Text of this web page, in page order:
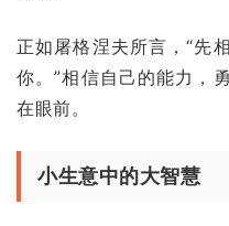
正如屠格涅夫所言，“先
你。”相信自己的能力，
在眼前。
小生意中的大智慧